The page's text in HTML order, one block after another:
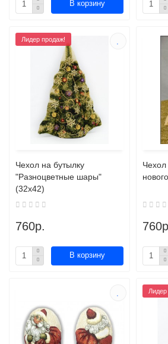
В корзину
Лидер продаж!
Чехол на бутылку
"Разноцветные шары"
(32х42)
760р.
В корзину
Чехол